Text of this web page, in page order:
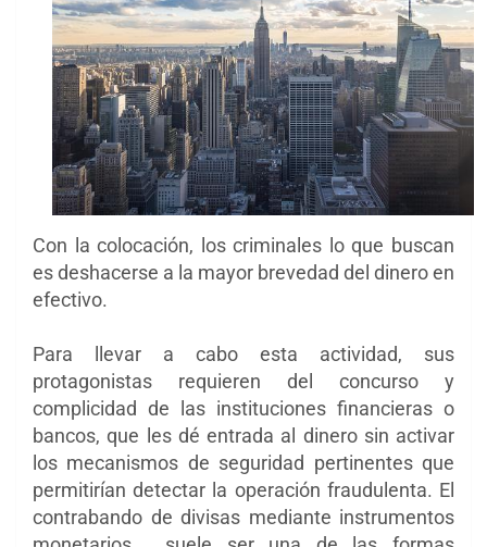
Con la colocación, los criminales lo que buscan
es deshacerse a la mayor brevedad del dinero en
efectivo.
Para llevar a cabo esta actividad, sus
protagonistas requieren del concurso y
complicidad de las instituciones financieras o
bancos, que les dé entrada al dinero sin activar
los mecanismos de seguridad pertinentes que
permitirían detectar la operación fraudulenta. El
contrabando de divisas mediante instrumentos